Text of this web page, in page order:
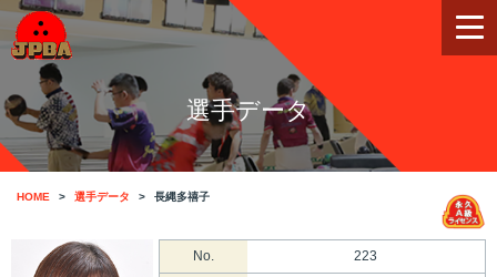
選手データ
HOME 選手データ 長縄多禧子
No. 223